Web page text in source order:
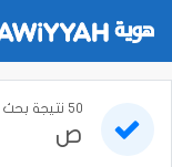
50 نتيجة بحث
ص